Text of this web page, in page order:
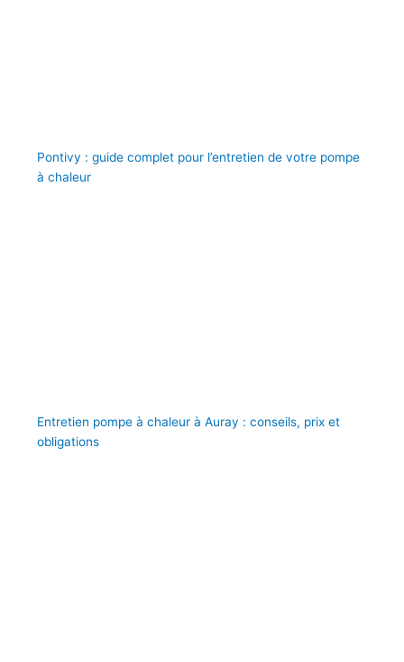
Pontivy : guide complet pour l’entretien de votre pompe
à chaleur
Entretien pompe à chaleur à Auray : conseils, prix et
obligations